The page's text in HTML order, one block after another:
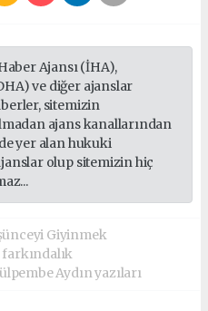
Ajansı (İHA),
ve diğer ajanslar
sitemizin
ajans kanallarından
yer alan hukuki
olup sitemizin hiç
Giyinmek
Aydın yazıları